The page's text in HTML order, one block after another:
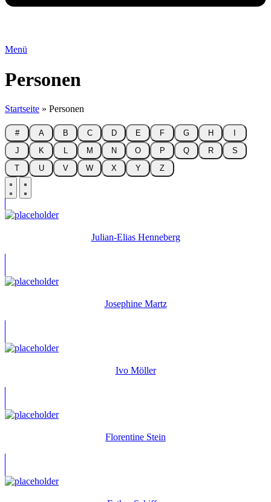
Menü
Personen
Startseite » Personen
# A B C D E F G H
J
K M N O P Q R
S
T
U V W X Y Z
Julian-Elias Henneberg
Josephine Martz
Ivo Möller
Florentine Stein